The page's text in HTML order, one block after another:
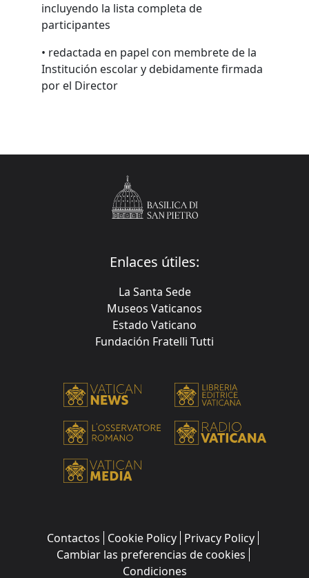
incluyendo la lista completa de
participantes
• redactada en papel con membrete de la
Institución escolar y debidamente firmada
por el Director
Enlaces útiles:
La Santa Sede
Museos Vaticanos
Estado Vaticano
Fundación Fratelli Tutti
Contactos Cookie Policy Privacy Policy
Cambiar las preferencias de cookies
Condiciones